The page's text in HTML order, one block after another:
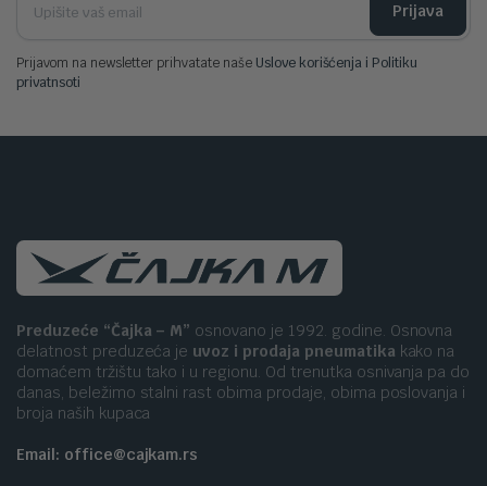
Prijava
Prijavom na newsletter prihvatate naše Uslove korišćenja i Politiku
privatnsoti
Preduzeće “Čajka – M” osnovano je 1992. godine. Osnovna
delatnost preduzeća je uvoz i prodaja pneumatika kako na
domaćem tržištu tako i u regionu. Od trenutka osnivanja pa do
danas, beležimo stalni rast obima prodaje, obima poslovanja i
broja naših kupaca
Email: office@cajkam.rs